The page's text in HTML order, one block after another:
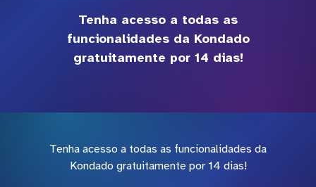
Tenha acesso a todas as
funcionalidades da Kondado
gratuitamente por 14 dias!
Tenha acesso a todas as funcionalidades da
Kondado gratuitamente por 14 dias!